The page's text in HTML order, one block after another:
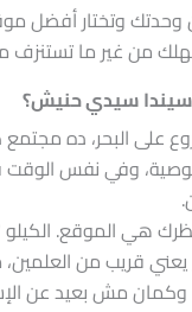
وتختار أفضل
من غير ما تستنزف
سيدي حنيش؟
على البحر، ده
وفي نفس الوقت
قريب من
مش بعيد عن